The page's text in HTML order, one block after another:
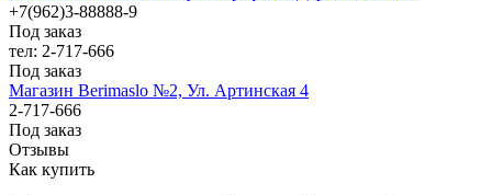
+7(962)3-88888-9
Под заказ
тел: 2-717-666
Под заказ
Магазин Berimaslo №2, Ул. Артинская 4
2-717-666
Под заказ
Отзывы
Как купить